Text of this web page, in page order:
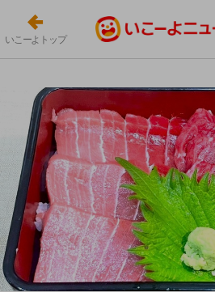
いこーよトップ